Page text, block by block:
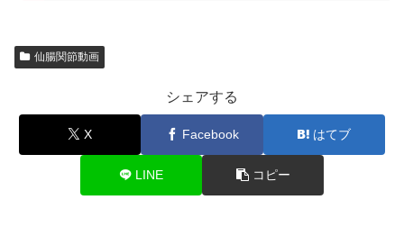
仙腸関節動画
シェアする
X Facebook はてブ
LINE コピー